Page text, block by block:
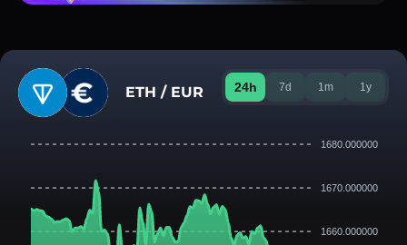
ETH / EUR 24h 7d 1m 1y
1680.000000
1670.000000
1660.000000